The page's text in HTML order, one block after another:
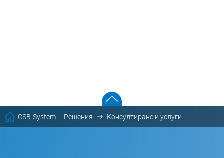
CSB-System Решения Консултиране и услуги